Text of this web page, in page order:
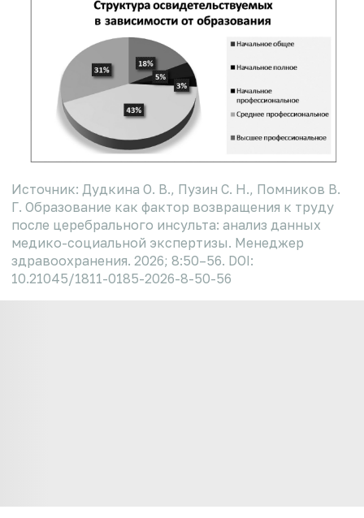
Источник: Дудкина О. В., Пузин С. Н., Помников В.
Г. Образование как фактор возвращения к труду
после церебрального инсульта: анализ данных
медико-социальной экспертизы. Менеджер
здравоохранения. 2026; 8:50–56. DOI:
10.21045/1811-0185-2026-8-50-56